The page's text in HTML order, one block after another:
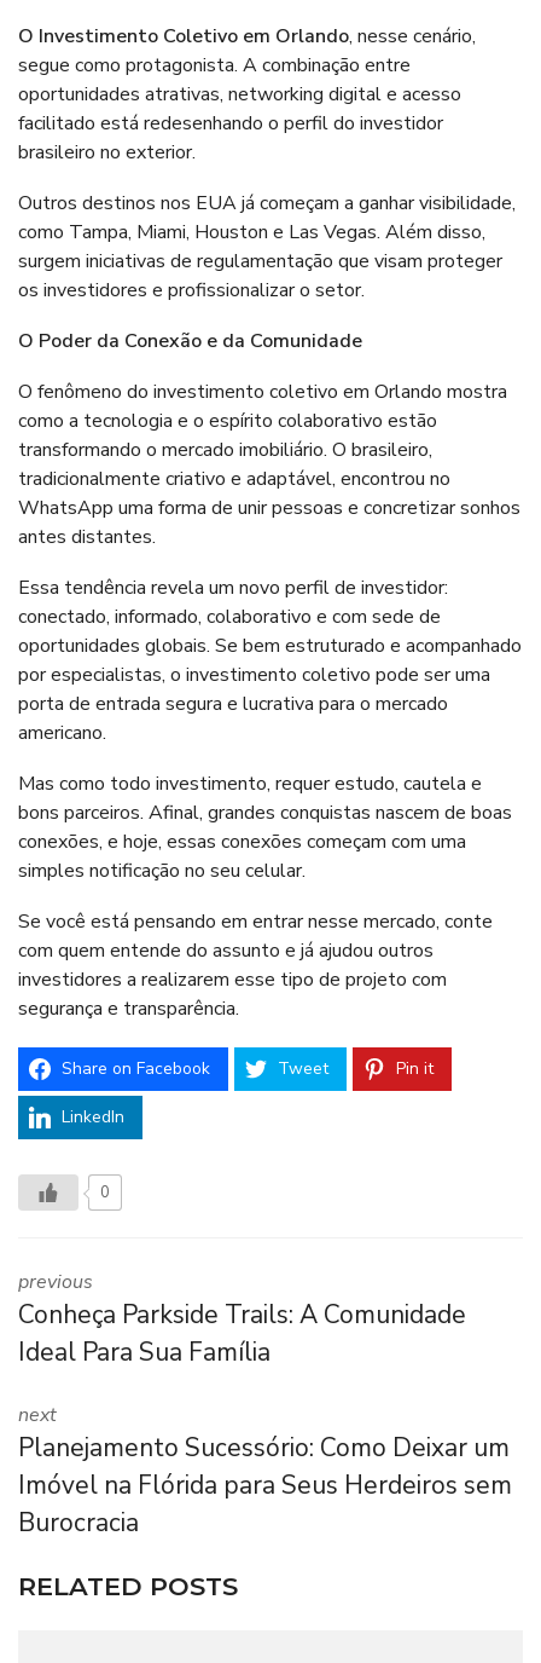
O Investimento Coletivo em Orlando, nesse cenário,
segue como protagonista. A combinação entre
oportunidades atrativas, networking digital e acesso
facilitado está redesenhando o perfil do investidor
brasileiro no exterior.
Outros destinos nos EUA já começam a ganhar visibilidade,
como Tampa, Miami, Houston e Las Vegas. Além disso,
surgem iniciativas de regulamentação que visam proteger
os investidores e profissionalizar o setor.
O Poder da Conexão e da Comunidade
O fenômeno do investimento coletivo em Orlando mostra
como a tecnologia e o espírito colaborativo estão
transformando o mercado imobiliário. O brasileiro,
tradicionalmente criativo e adaptável, encontrou no
WhatsApp uma forma de unir pessoas e concretizar sonhos
antes distantes.
Essa tendência revela um novo perfil de investidor:
conectado, informado, colaborativo e com sede de
oportunidades globais. Se bem estruturado e acompanhado
por especialistas, o investimento coletivo pode ser uma
porta de entrada segura e lucrativa para o mercado
americano.
Mas como todo investimento, requer estudo, cautela e
bons parceiros. Afinal, grandes conquistas nascem de boas
conexões, e hoje, essas conexões começam com uma
simples notificação no seu celular.
Se você está pensando em entrar nesse mercado, conte
com quem entende do assunto e já ajudou outros
investidores a realizarem esse tipo de projeto com
segurança e transparência.
Share on Facebook Tweet Pin it
LinkedIn
0
previous
Conheça Parkside Trails: A Comunidade
Ideal Para Sua Família
next
Planejamento Sucessório: Como Deixar um
Imóvel na Flórida para Seus Herdeiros sem
Burocracia
RELATED POSTS